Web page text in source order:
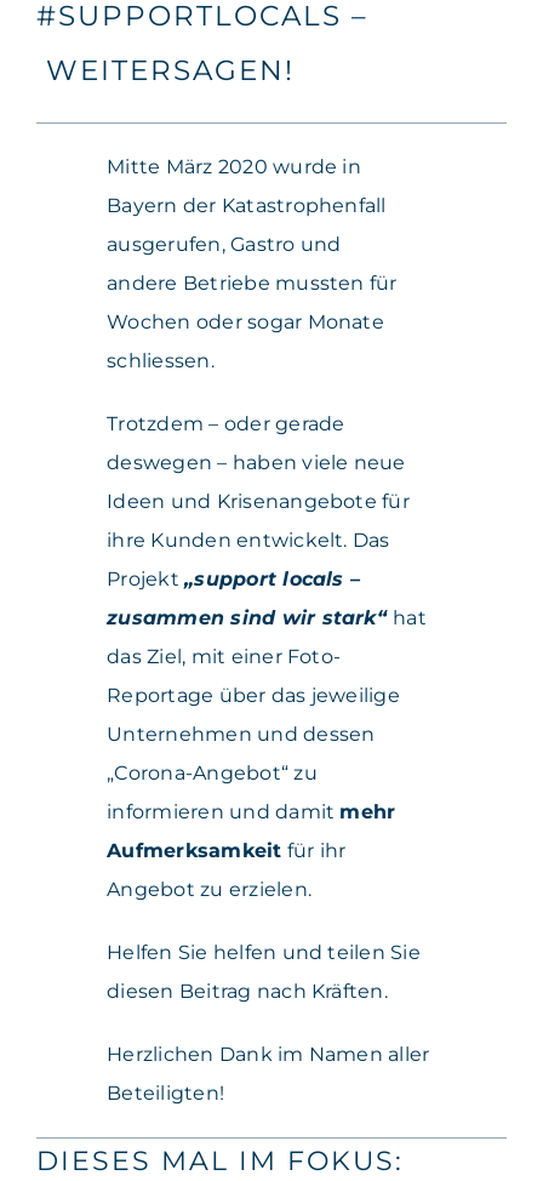
#SUPPORTLOCALS –
WEITERSAGEN!
Mitte März 2020 wurde in
Bayern der Katastrophenfall
ausgerufen, Gastro und
andere Betriebe mussten für
Wochen oder sogar Monate
schliessen.
Trotzdem – oder gerade
deswegen – haben viele neue
Ideen und Krisenangebote für
ihre Kunden entwickelt. Das
Projekt„support locals –
zusammen sind wir stark“ hat
das Ziel, mit einer Foto-
Reportage über das jeweilige
Unternehmen und dessen
„Corona-Angebot“ zu
informieren und damit mehr
Aufmerksamkeit für ihr
Angebot zu erzielen.
Helfen Sie helfen und teilen Sie
diesen Beitrag nach Kräften.
Herzlichen Dank im Namen aller
Beteiligten!
DIESES MAL IM FOKUS: